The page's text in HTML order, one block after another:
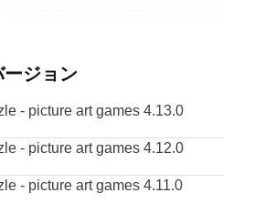
ジョン
- picture art games 4.13.0
- picture art games 4.12.0
- picture art games 4.11.0